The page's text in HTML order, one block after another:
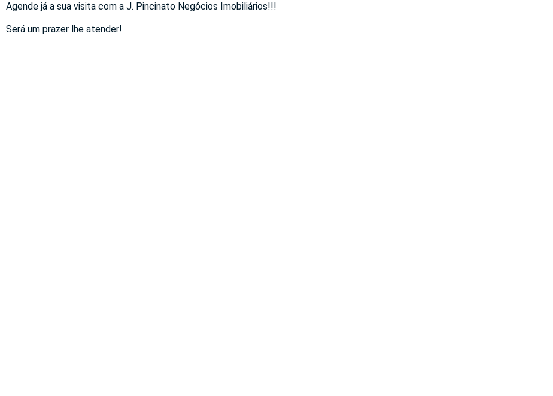
Agende já a sua visita com a J. Pincinato Negócios Imobiliários!!!
Será um prazer lhe atender!